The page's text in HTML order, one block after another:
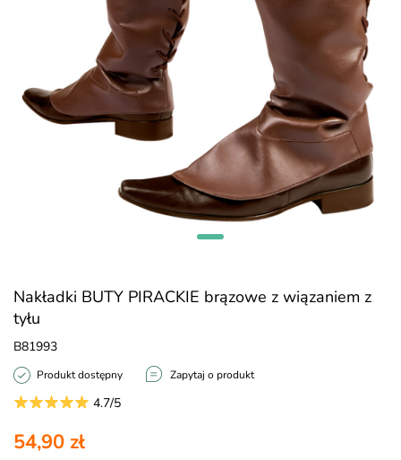
Nakładki BUTY PIRACKIE brązowe z wiązaniem z
tyłu
B81993
Produkt dostępny Zapytaj o produkt
4.7/5
54,90 zł